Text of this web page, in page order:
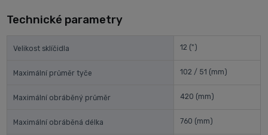
Technické parametry
Velikost sklíčidla 12 (")
Maximální průměr tyče 102 / 51 (mm)
Maximální obráběný průměr 420 (mm)
Maximální obráběná délka 760 (mm)